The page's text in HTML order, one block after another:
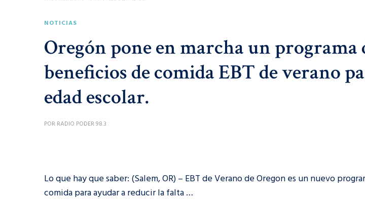
NOTICIAS
Oregón pone en marcha un programa
beneficios de comida EBT de verano
edad escolar.
POR RADIO PODER 98.3
Lo que hay que saber: (Salem, OR) – EBT de Verano de Oregon es un nuevo
comida para ayudar a reducir la falta …